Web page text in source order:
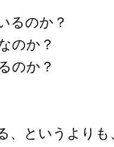
るのか？
のか？
のか？
、というよりも